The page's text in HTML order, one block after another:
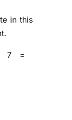
in this
7 =